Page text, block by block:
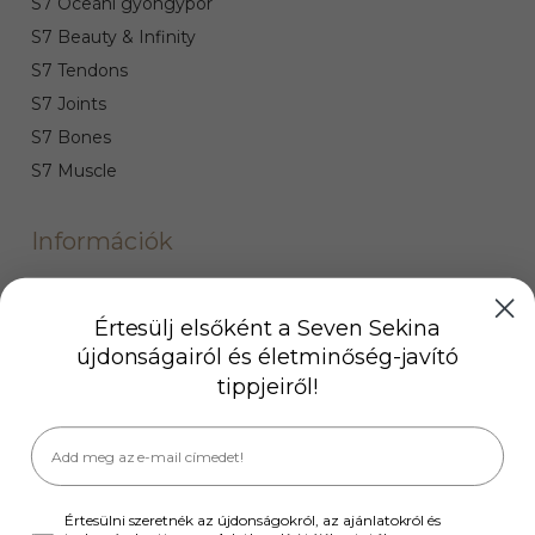
S7 Beauty & Infinity
S7 Tendons
S7 Joints
S7 Bones
S7 Muscle
Információk
Fizetési módok
Gyakran ismételt kérdések
Hajápolási bűnök nyereményjáték szabályzat
Nyereményjáték szabályzat
Partnereink
Hírlevél
Értesülj elsőként a Seven Sekina
újdonságairól és életminőség-javító
tippjeiről!
Értesülni szeretnék az újdonságokról, az ajánlatokról és